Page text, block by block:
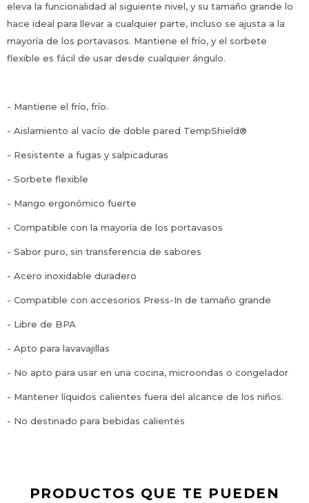
eleva la funcionalidad al siguiente nivel, y su tamaño grande lo
hace ideal para llevar a cualquier parte, incluso se ajusta a la
mayoría de los portavasos. Mantiene el frío, y el sorbete
flexible es fácil de usar desde cualquier ángulo.
- Mantiene el frío, frío.
- Aislamiento al vacío de doble pared TempShield®
- Resistente a fugas y salpicaduras
- Sorbete flexible
- Mango ergonómico fuerte
- Compatible con la mayoría de los portavasos
- Sabor puro, sin transferencia de sabores
- Acero inoxidable duradero
- Compatible con accesorios Press-In de tamaño grande
- Libre de BPA
- Apto para lavavajillas
- No apto para usar en una cocina, microondas o congelador
- Mantener líquidos calientes fuera del alcance de los niños.
- No destinado para bebidas calientes
PRODUCTOS QUE TE PUEDEN